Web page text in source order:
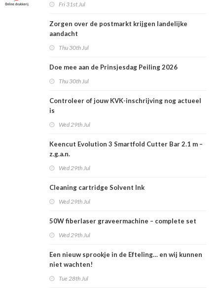
Fri 31st Jul
Zorgen over de postmarkt krijgen landelijke
aandacht
Thu 30th Jul
Doe mee aan de Prinsjesdag Peiling 2026
Thu 30th Jul
Controleer of jouw KVK-inschrijving nog actueel
is
Wed 29th Jul
Keencut Evolution 3 Smartfold Cutter Bar 2.1 m –
z.g.a.n.
Wed 29th Jul
Cleaning cartridge Solvent Ink
Wed 29th Jul
50W fiberlaser graveermachine – complete set
Wed 29th Jul
Een nieuw sprookje in de Efteling… en wij kunnen
niet wachten!
Tue 28th Jul